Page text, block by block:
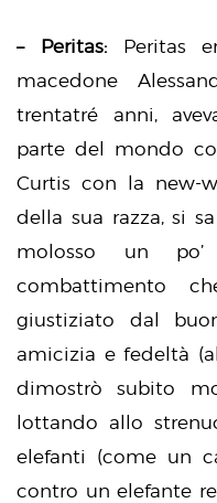
– Peritas:Peritas
macedone
trentatré anni,
parte del mondo
Curtis con la new-
della sua razza, si
molosso un
combattimento
giustiziato dal
amicizia e fedeltà
dimostrò subito
lottando allo
elefanti (come un
contro un elefante